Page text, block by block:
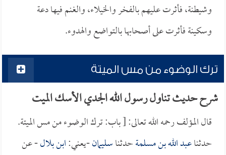
وشيطنة، فأثرت عليهم بالفخر والخيلاء، والغنم فيها دعة
وسكينة فأثرت على أصحابها بالتواضع والهدوء.
ترك الوضوء من مس الميتة
شرح حديث تناول رسول الله الجدي الأسك الميت
قال المؤلف رحمه الله تعالى: [ باب: ترك الوضوء من مس الميتة.
حدثناعبد الله بن مسلمةحدثناسليمان-يعني:ابن بلال- عن